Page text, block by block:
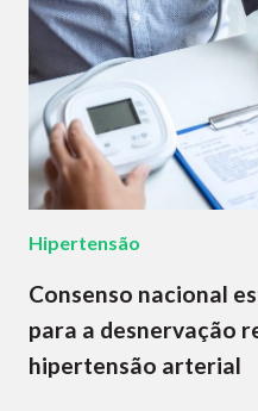
Hipertensão
Consenso nacional
para a desnervação
hipertensão arterial